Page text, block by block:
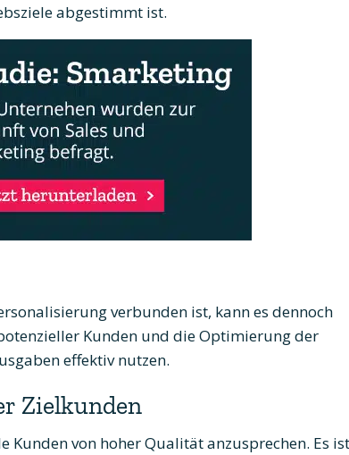
abgestimmt ist.
verbunden ist, kann es dennoch
Kunden und die Optimierung der
effektiv nutzen.
Zielkunden
von hoher Qualität anzusprechen. Es ist